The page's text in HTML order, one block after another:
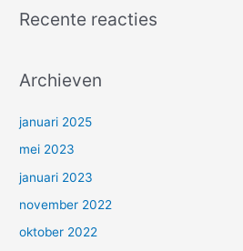
Recente reacties
Archieven
januari 2025
mei 2023
januari 2023
november 2022
oktober 2022